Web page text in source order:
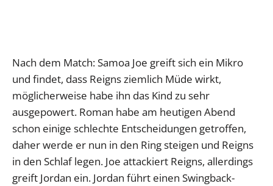
Nach dem Match: Samoa Joe greift sich ein Mikro
und findet, dass Reigns ziemlich Müde wirkt,
möglicherweise habe ihn das Kind zu sehr
ausgepowert. Roman habe am heutigen Abend
schon einige schlechte Entscheidungen getroffen,
daher werde er nun in den Ring steigen und Reigns
in den Schlaf legen. Joe attackiert Reigns, allerdings
greift Jordan ein. Jordan führt einen Swingback-